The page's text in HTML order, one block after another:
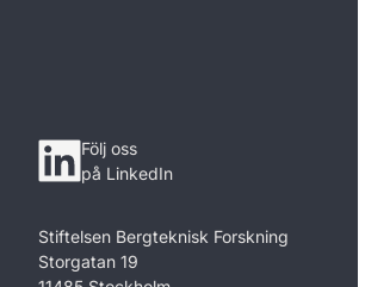
Följ oss
på LinkedIn
Stiftelsen Bergteknisk Forskning
Storgatan 19